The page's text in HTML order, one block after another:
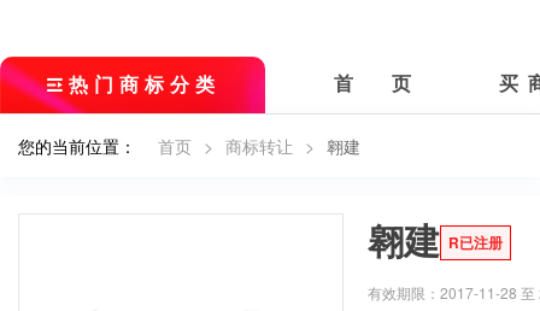
热门商标分类 首 页 买
您的当前位置： 首页 > 商标转让 > 翱建
翱建 R已注册
有效期限：2017-11-28